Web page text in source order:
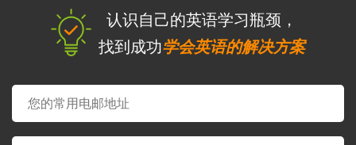
认识自己的英语学习瓶颈，
找到成功学会英语的解决方案